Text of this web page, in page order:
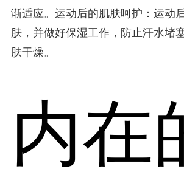
渐适应。运动后的肌肤呵护：运动
肤，并做好保湿工作，防止汗水堵
肤干燥。
内在